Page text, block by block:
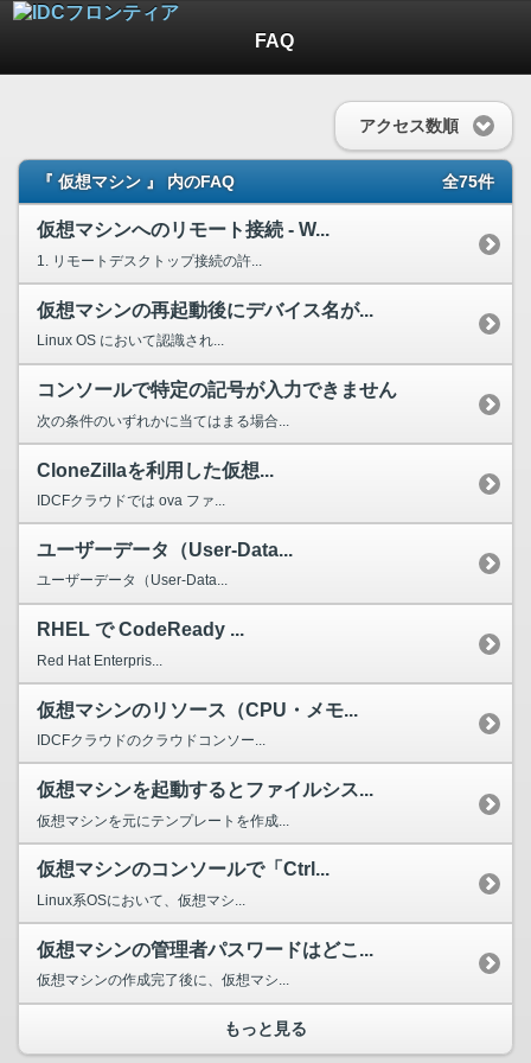
FAQ
アクセス数順
『 仮想マシン 』 内のFAQ 全75件
仮想マシンへのリモート接続 - W...
1. リモートデスクトップ接続の許...
仮想マシンの再起動後にデバイス名が...
Linux OS において認識され...
コンソールで特定の記号が入力できません
次の条件のいずれかに当てはまる場合...
CloneZillaを利用した仮想...
IDCFクラウドでは ova ファ...
ユーザーデータ（User-Data...
ユーザーデータ（User-Data...
RHEL で CodeReady ...
Red Hat Enterpris...
仮想マシンのリソース（CPU・メモ...
IDCFクラウドのクラウドコンソー...
仮想マシンを起動するとファイルシス...
仮想マシンを元にテンプレートを作成...
仮想マシンのコンソールで「Ctrl...
Linux系OSにおいて、仮想マシ...
仮想マシンの管理者パスワードはどこ...
仮想マシンの作成完了後に、仮想マシ...
もっと見る